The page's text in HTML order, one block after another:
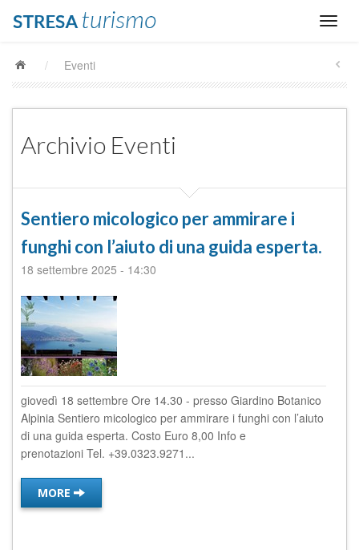
/ Eventi
Archivio Eventi
Sentiero micologico per ammirare i
funghi con l’aiuto di una guida esperta.
18 settembre 2025 - 14:30
giovedì 18 settembre Ore 14.30 - presso Giardino Botanico
Alpinia Sentiero micologico per ammirare i funghi con l’aiuto
di una guida esperta. Costo Euro 8,00 Info e
prenotazioni Tel. +39.0323.9271...
MORE